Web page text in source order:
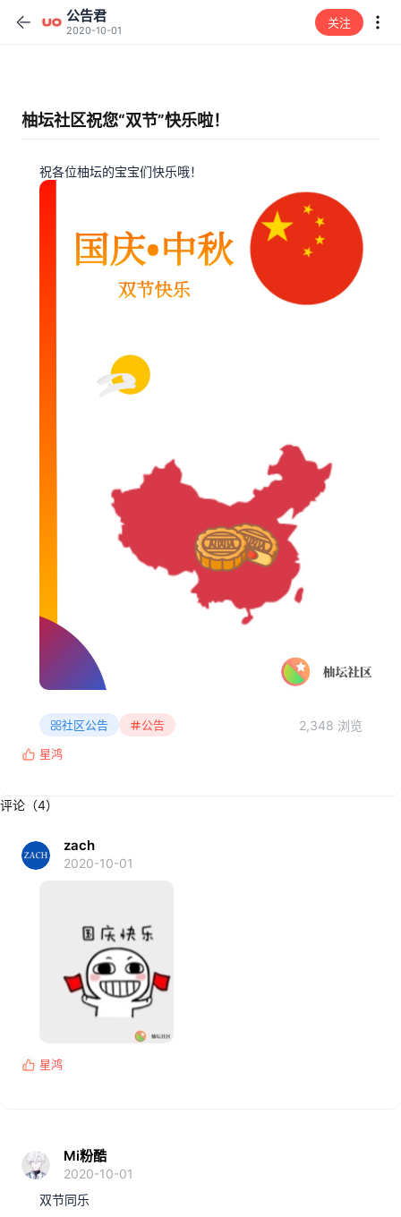
公告君
2020-10-01
关注
柚坛社区祝您“双节”快乐啦！
祝各位柚坛的宝宝们快乐哦！
社区公告 公告 2,348 浏览
反 星鸿
评论（4）
zach
2020-10-01
反 星鸿
Mi粉酷
2020-10-01
双节同乐